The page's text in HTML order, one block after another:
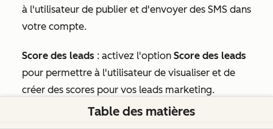
à l'utilisateur de publier et d'envoyer des SMS dans
votre compte.
Score des leads : activez l'option Score des leads
pour permettre à l'utilisateur de visualiser et de
créer des scores pour vos leads marketing.
: activez le boutonAfficherpour
Table des matières